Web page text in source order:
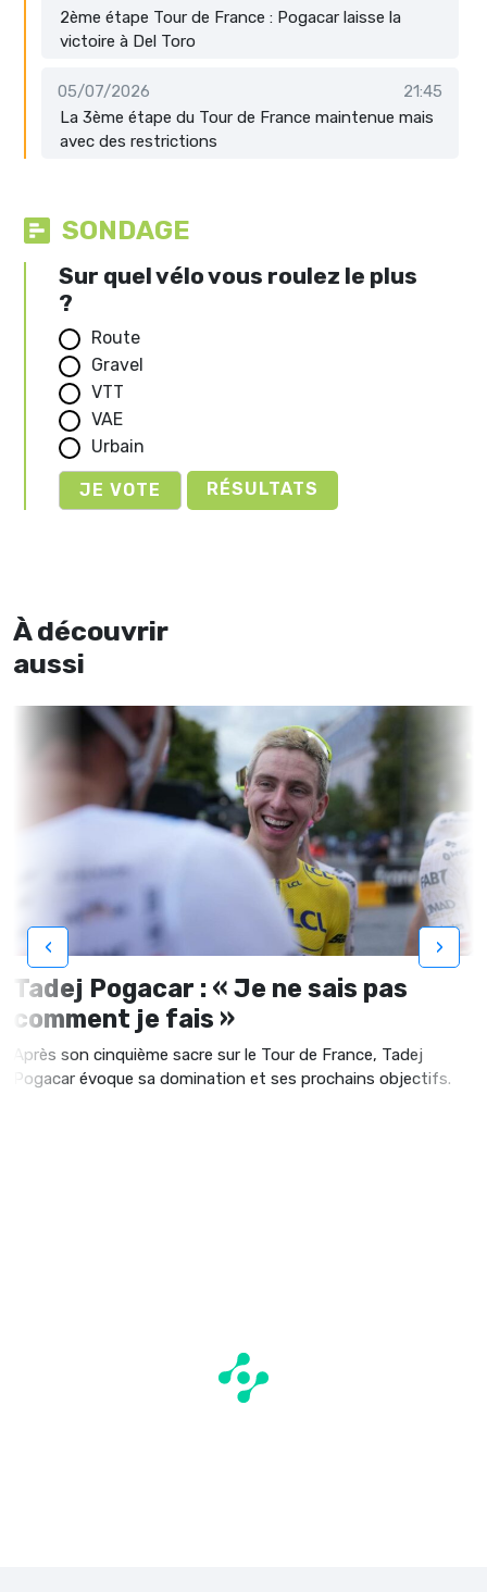
2ème étape Tour de France : Pogacar laisse la
victoire à Del Toro
05/07/2026
21:45
La 3ème étape du Tour de France maintenue mais
avec des restrictions
SONDAGE
Sur quel vélo vous roulez le plus
?
Route
Gravel
VTT
VAE
Urbain
RÉSULTATS
À découvrir
aussi
Tadej Pogacar : « Je ne sais pas
comment je fais »
Après son cinquième sacre sur le Tour de France, Tadej
Pogacar évoque sa domination et ses prochains objectifs.
‹ ›